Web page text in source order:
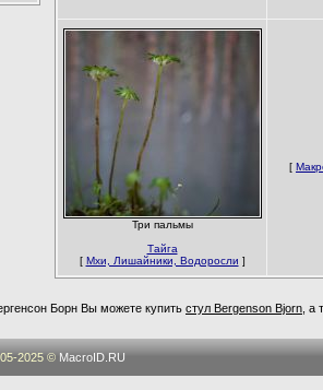
Три пальмы
Тайга
[ Мхи, Лишайники, Водоросли ]
[
Борн Вы можете купить стул Bergenson Bjorn ,
2025 © MacroID.RU